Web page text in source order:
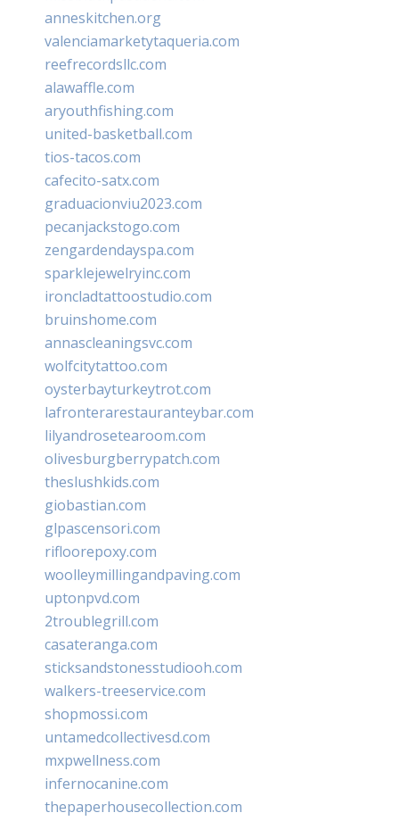
anneskitchen.org
valenciamarketytaqueria.com
reefrecordsllc.com
alawaffle.com
aryouthfishing.com
united-basketball.com
tios-tacos.com
cafecito-satx.com
graduacionviu2023.com
pecanjackstogo.com
zengardendayspa.com
sparklejewelryinc.com
ironcladtattoostudio.com
bruinshome.com
annascleaningsvc.com
wolfcitytattoo.com
oysterbayturkeytrot.com
lafronterarestauranteybar.com
lilyandrosetearoom.com
olivesburgberrypatch.com
theslushkids.com
giobastian.com
glpascensori.com
rifloorepoxy.com
woolleymillingandpaving.com
uptonpvd.com
2troublegrill.com
casateranga.com
sticksandstonesstudiooh.com
walkers-treeservice.com
shopmossi.com
untamedcollectivesd.com
mxpwellness.com
infernocanine.com
thepaperhousecollection.com